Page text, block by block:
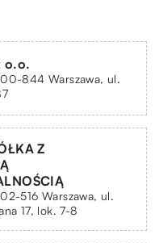
o.o.
844 Warszawa, ul.
Z
516 Warszawa, ul.
17, lok. 7-8